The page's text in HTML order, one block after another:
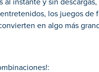
instante y sin
los juegos de
en algo más